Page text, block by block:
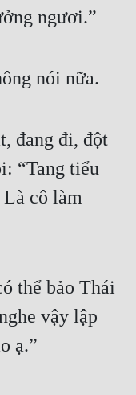
ngươi.”
nói nữa.
đang đi, đột
“Tang tiểu
cô làm
thể bảo Thái
vậy lập
ạ.”